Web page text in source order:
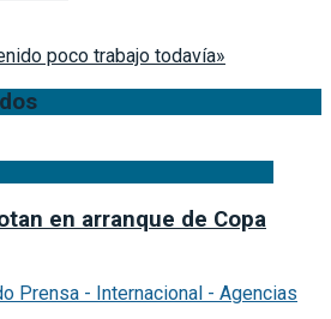
poco trabajo todavía»
en arranque de Copa
Prensa - Internacional - Agencias